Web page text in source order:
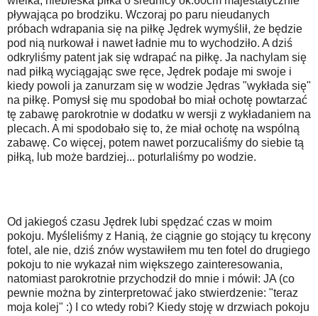
pływająca po brodziku. Wczoraj po paru nieudanych
próbach wdrapania się na piłkę Jędrek wymyślił, że będzie
pod nią nurkował i nawet ładnie mu to wychodziło. A dziś
odkryliśmy patent jak się wdrapać na piłkę. Ja nachylam się
nad piłką wyciągając swe ręce, Jędrek podaje mi swoje i
kiedy powoli ja zanurzam się w wodzie Jędras "wykłada się"
na piłkę. Pomysł się mu spodobał bo miał ochotę powtarzać
tę zabawę parokrotnie w dodatku w wersji z wykładaniem na
plecach. A mi spodobało się to, że miał ochotę na wspólną
zabawę. Co więcej, potem nawet porzucaliśmy do siebie tą
piłką, lub może bardziej... poturlaliśmy po wodzie.
Od jakiegoś czasu Jędrek lubi spędzać czas w moim
pokoju. Myśleliśmy z Hanią, że ciągnie go stojący tu kręcony
fotel, ale nie, dziś znów wystawiłem mu ten fotel do drugiego
pokoju to nie wykazał nim większego zainteresowania,
natomiast parokrotnie przychodził do mnie i mówił: JA (co
pewnie można by zinterpretować jako stwierdzenie: "teraz
moja kolej" :) I co wtedy robi? Kiedy stoję w drzwiach pokoju